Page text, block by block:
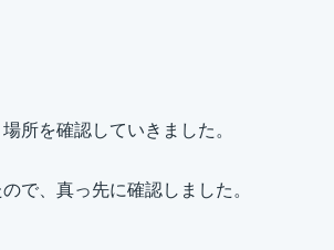
所を確認していきました。
で、真っ先に確認しました。